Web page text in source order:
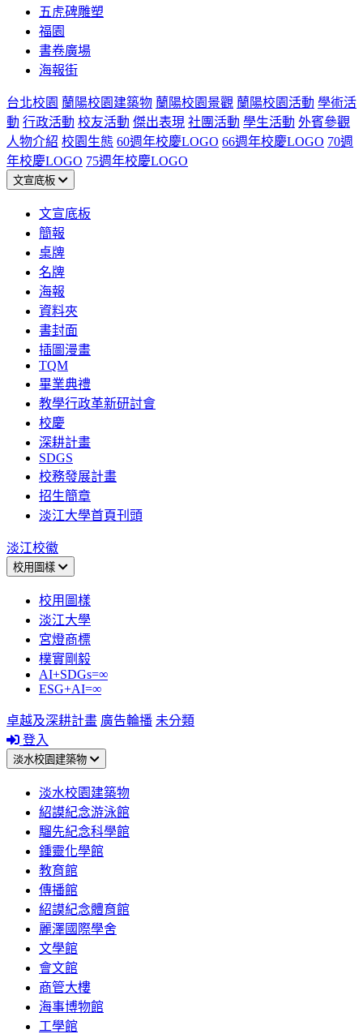
五虎碑雕塑
福園
書卷廣場
海報街
台北校園 蘭陽校園建築物 蘭陽校園景觀 蘭陽校園活動 學術活
動 行政活動 校友活動 傑出表現 社團活動 學生活動 外賓參觀
人物介紹 校園生態 60週年校慶LOGO 66週年校慶LOGO 70週
年校慶LOGO 75週年校慶LOGO
文宣底板
文宣底板
簡報
桌牌
名牌
海報
資料夾
書封面
插圖漫畫
TQM
畢業典禮
教學行政革新研討會
校慶
深耕計畫
SDGS
校務發展計畫
招生簡章
淡江大學首頁刊頭
淡江校徽
校用圖樣
校用圖樣
淡江大學
宮燈商標
樸實剛毅
AI+SDGs=∞
ESG+AI=∞
卓越及深耕計畫 廣告輪播 未分類
登入
淡水校園建築物
淡水校園建築物
紹謨紀念游泳館
騮先紀念科學館
鍾靈化學館
教育館
傳播館
紹謨紀念體育館
麗澤國際學舍
文學館
會文館
商管大樓
海事博物館
工學館